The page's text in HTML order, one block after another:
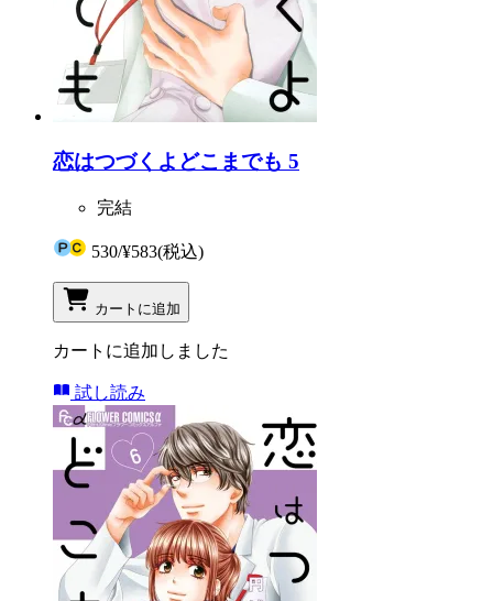
恋はつづくよどこまでも 5
完結
530/¥583(税込)
カートに追加
カートに追加しました
試し読み